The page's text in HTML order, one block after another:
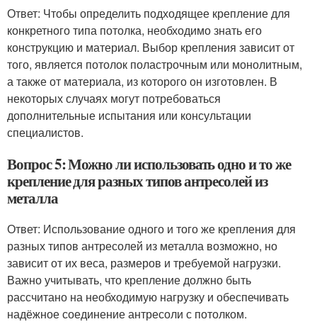
Ответ: Чтобы определить подходящее крепление для
конкретного типа потолка, необходимо знать его
конструкцию и материал. Выбор крепления зависит от
того, является потолок поластрочным или монолитным,
а также от материала, из которого он изготовлен. В
некоторых случаях могут потребоваться
дополнительные испытания или консультации
специалистов.
Вопрос 5: Можно ли использовать одно и то же
крепление для разных типов антресолей из
металла
Ответ: Использование одного и того же крепления для
разных типов антресолей из металла возможно, но
зависит от их веса, размеров и требуемой нагрузки.
Важно учитывать, что крепление должно быть
рассчитано на необходимую нагрузку и обеспечивать
надёжное соединение антресоли с потолком.